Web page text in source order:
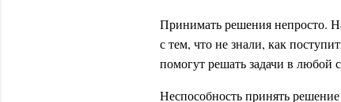
Принимать решения непросто.
с тем, что не знали, как
помогут решать задачи в любой
Неспособность принять